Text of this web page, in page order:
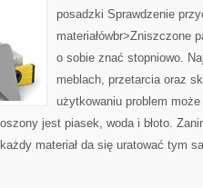
posadzki Sprawdzenie
materiałówbr>Zniszczone
o sobie znać stopniowo.
meblach, przetarcia oraz
użytkowaniu problem
jest piasek, woda i błoto.
materiał da się uratować tym